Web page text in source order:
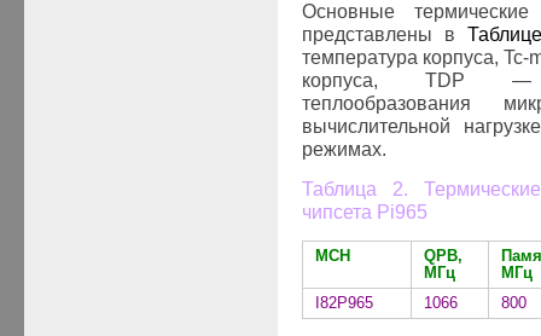
Основные
представлены в
температура корпуса, Tc-
корпуса, TDP —
теплообразования
вычислительной
режимах.
Таблица 2.
чипсета Pi965
MCH
QPB,
МГц
МГц
I82P965 1066 800